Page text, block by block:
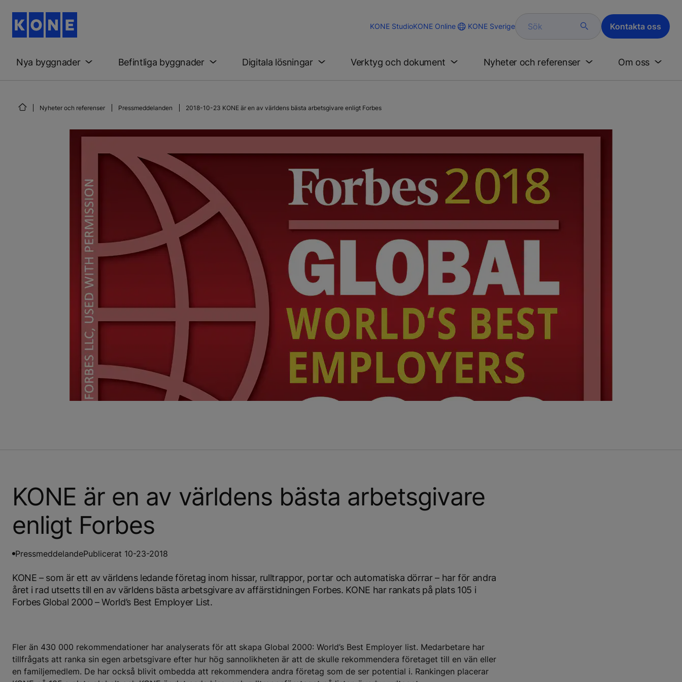
KONE StudioKONE Online KONE Sverige Sök Kontakta oss
Nya byggnader Befintliga byggnader Digitala lösningar Verktyg och dokument Nyheter och referenser Om oss
Nyheter och referenser Pressmeddelanden 2018-10-23 KONE är en av världens bästa arbetsgivare enligt Forbes
KONE är en av världens bästa arbetsgivare
enligt Forbes
PressmeddelandePublicerat 10-23-2018
KONE – som är ett av världens ledande företag inom hissar, rulltrappor, portar och automatiska dörrar – har för andra
året i rad utsetts till en av världens bästa arbetsgivare av affärstidningen Forbes. KONE har rankats på plats 105 i
Forbes Global 2000 – World’s Best Employer List.
Fler än 430 000 rekommendationer har analyserats för att skapa Global 2000: World’s Best Employer list. Medarbetare har
tillfrågats att ranka sin egen arbetsgivare efter hur hög sannolikheten är att de skulle rekommendera företaget till en vän eller
en familjemedlem. De har också blivit ombedda att rekommendera andra företag som de ser potential i. Rankingen placerar